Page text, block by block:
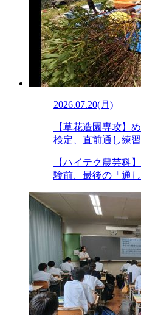
2026.07.20(月)
【草花造園専攻】
検定、直前通し練習
【ハイテク農芸科
験前、最後の「通